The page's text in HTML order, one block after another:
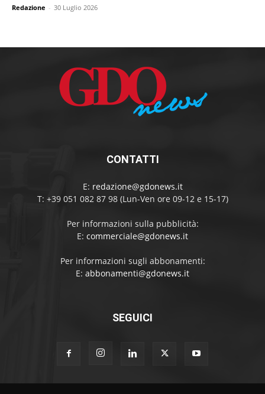
Redazione - 30 Luglio 2026
CONTATTI
E: redazione@gdonews.it
T: +39 051 082 87 98 (Lun-Ven ore 09-12 e 15-17)
Per informazioni sulla pubblicità:
E: commerciale@gdonews.it
Per informazioni sugli abbonamenti:
E: abbonamenti@gdonews.it
SEGUICI